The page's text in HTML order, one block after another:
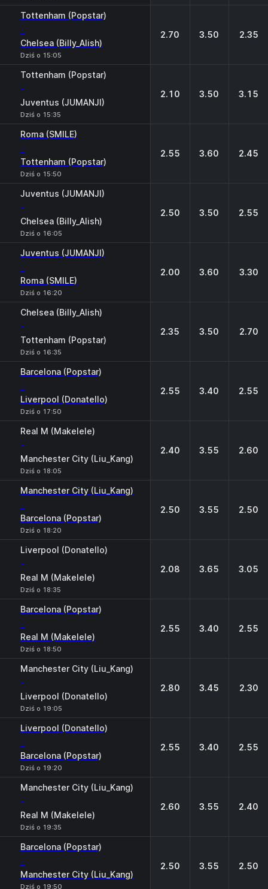
Tottenham (Popstar)
-
Chelsea (Billy_Alish)
Dziś o 15:05
2.70 3.50 2.35
Tottenham (Popstar)
-
Juventus (JUMANJI)
Dziś o 15:35
2.10 3.50 3.15
Roma (SMILE)
-
Tottenham (Popstar)
Dziś o 15:50
2.55 3.60 2.45
Juventus (JUMANJI)
-
Chelsea (Billy_Alish)
Dziś o 16:05
2.50 3.50 2.55
Juventus (JUMANJI)
-
Roma (SMILE)
Dziś o 16:20
2.00 3.60 3.30
Chelsea (Billy_Alish)
-
Tottenham (Popstar)
Dziś o 16:35
2.35 3.50 2.70
Barcelona (Popstar)
-
Liverpool (Donatello)
Dziś o 17:50
2.55 3.40 2.55
Real M (Makelele)
-
Manchester City (Liu_Kang)
Dziś o 18:05
2.40 3.55 2.60
Manchester City (Liu_Kang)
-
Barcelona (Popstar)
Dziś o 18:20
2.50 3.55 2.50
Liverpool (Donatello)
-
Real M (Makelele)
Dziś o 18:35
2.08 3.65 3.05
Barcelona (Popstar)
-
Real M (Makelele)
Dziś o 18:50
2.55 3.40 2.55
Manchester City (Liu_Kang)
-
Liverpool (Donatello)
Dziś o 19:05
2.80 3.45 2.30
Liverpool (Donatello)
-
Barcelona (Popstar)
Dziś o 19:20
2.55 3.40 2.55
Manchester City (Liu_Kang)
-
Real M (Makelele)
Dziś o 19:35
2.60 3.55 2.40
Barcelona (Popstar)
-
Manchester City (Liu_Kang)
Dziś o 19:50
2.50 3.55 2.50